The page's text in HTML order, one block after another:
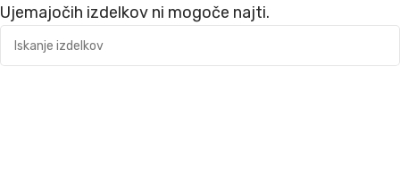
Ujemajočih izdelkov ni mogoče najti.